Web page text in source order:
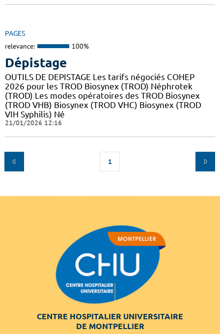
PAGES
relevance: 100%
Dépistage
OUTILS DE DEPISTAGE Les tarifs négociés COHEP
2026 pour les TROD Biosynex (TROD) Néphrotek
(TROD) Les modes opératoires des TROD Biosynex
(TROD VHB) Biosynex (TROD VHC) Biosynex (TROD
VIH Syphilis) Né
21/01/2026 12:16
1
CENTRE HOSPITALIER UNIVERSITAIRE
DE MONTPELLIER